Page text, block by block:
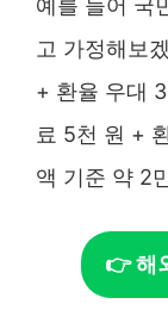
고 가정해보
+ 환율 우대
료 5천 원 +
액 기준 약 2
👉 해